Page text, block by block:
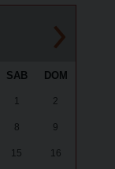
›
SAB DOM
1 2
8 9
15 16